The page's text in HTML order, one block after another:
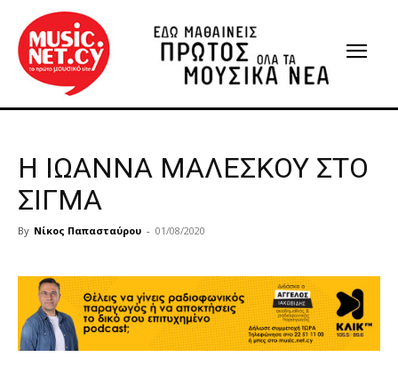
H ΙΩΑΝΝΑ ΜΑΛΕΣΚΟΥ ΣΤΟ
ΣΙΓΜΑ
By Νίκος Παπασταύρου - 01/08/2020